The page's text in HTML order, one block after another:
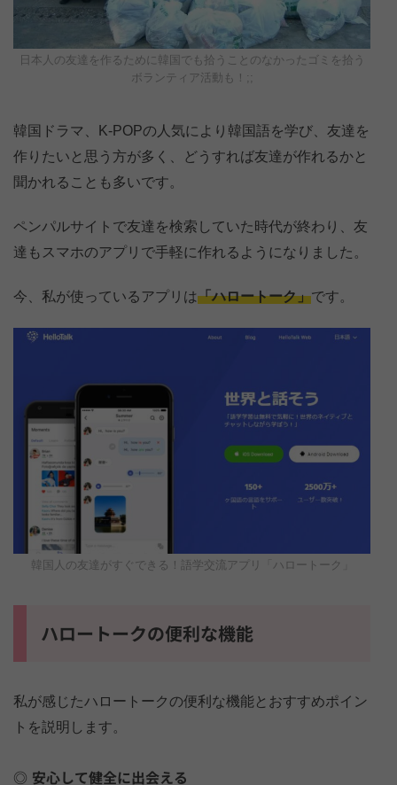
日本人の友達を作るために韓国でも拾うことのなかったゴミを拾う
ボランティア活動も！;;
韓国ドラマ、K-POPの人気により韓国語を学び、友達を
作りたいと思う方が多く、どうすれば友達が作れるかと
聞かれることも多いです。
ペンパルサイトで友達を検索していた時代が終わり、友
達もスマホのアプリで手軽に作れるようになりました。
今、私が使っているアプリは「ハロートーク」です。
韓国人の友達がすぐできる！語学交流アプリ「ハロートーク」
ハロートークの便利な機能
私が感じたハロートークの便利な機能とおすすめポイン
トを説明します。
安心して健全に出会える